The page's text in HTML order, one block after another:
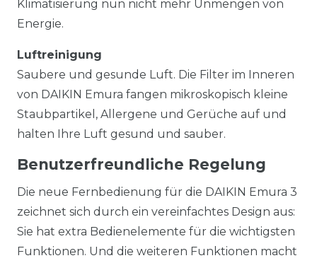
Klimatisierung nun nicht mehr Unmengen von
Energie.
Luftreinigung
Saubere und gesunde Luft. Die Filter im Inneren
von DAIKIN Emura fangen mikroskopisch kleine
Staubpartikel, Allergene und Gerüche auf und
halten Ihre Luft gesund und sauber.
Benutzerfreundliche Regelung
Die neue Fernbedienung für die DAIKIN Emura 3
zeichnet sich durch ein vereinfachtes Design aus:
Sie hat extra Bedienelemente für die wichtigsten
Funktionen. Und die weiteren Funktionen macht